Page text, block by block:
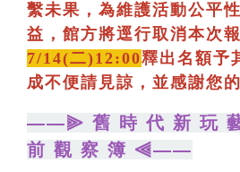
繫未果，為維護活動公平
益，館方將逕行取消本次
7/14(二)12:00釋出名額予
成不便請見諒，並感謝您
——⫸ 舊 時 代 新 玩
前 觀 察 簿 ⫷——